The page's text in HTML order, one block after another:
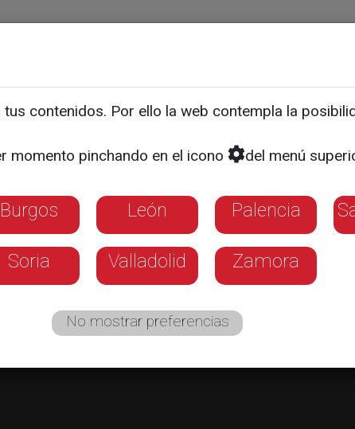
de cereal en la
contenidos. Por ello la web contempla la
momento pinchando en el icono
del menú
Burgos León Palencia
Soria Valladolid Zamora
No mostrar preferencias